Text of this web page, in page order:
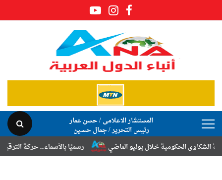
المستشار الاعلامى / حسن عمار
رئيس التحرير / جمال حسين
رسميًا بالأسماء.. حركة الترقيات
الحكومية خلال يوليو الماضي